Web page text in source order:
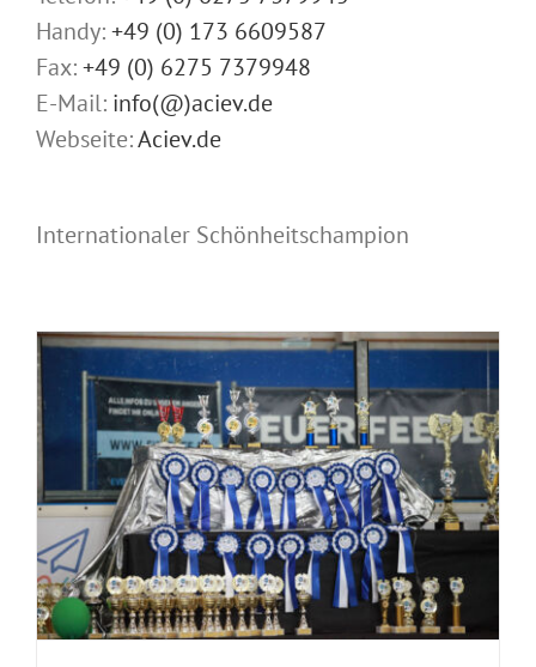
Internationaler Schönheitschampion
Handy:+49 (0) 173 6609587
Fax:+49 (0) 6275 7379948
E-Mail: info(@)aciev.de
Webseite:Aciev.de